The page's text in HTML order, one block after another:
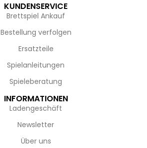
KUNDENSERVICE
Brettspiel Ankauf
Bestellung verfolgen
Ersatzteile
Spielanleitungen
Spieleberatung
INFORMATIONEN
Ladengeschäft
Newsletter
Über uns